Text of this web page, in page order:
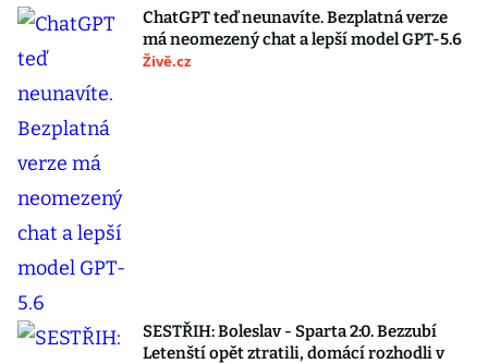
ChatGPT teď neunavíte. Bezplatná verze
má neomezený chat a lepší model GPT-5.6
Živě.cz
SESTŘIH: Boleslav - Sparta 2:0. Bezzubí
Letenští opět ztratili, domácí rozhodli v